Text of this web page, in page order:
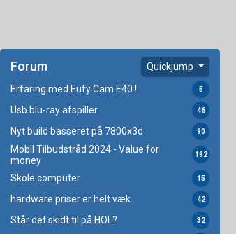
Forum Quickjump
Erfaring med Eufy Cam E40 ! 5
Usb blu-ray afspiller 46
Nyt build basseret på 7800x3d 90
Mobil Tilbudstråd 2024 - Value for
money
192
Skole computer 15
hardware priser er helt væk 42
Står det skidt til på HOL? 32